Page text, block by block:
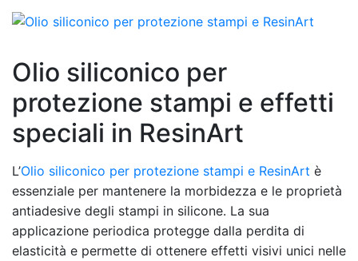
Olio siliconico per
protezione stampi e effetti
speciali in ResinArt
L’Olio siliconico per protezione stampi e ResinArt è
essenziale per mantenere la morbidezza e le proprietà
antiadesive degli stampi in silicone. La sua
applicazione periodica protegge dalla perdita di
elasticità e permette di ottenere effetti visivi unici nelle